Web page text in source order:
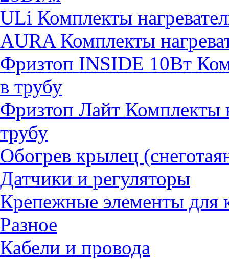
ULi Комплекты
AURA Комплекты
Фризтоп INSIDE 10Вт
в трубу
Фризтоп Лайт Комплекты
трубу
Обогрев крылец
Датчики и регуляторы
Крепежные элементы для
Разное
Кабели и провода